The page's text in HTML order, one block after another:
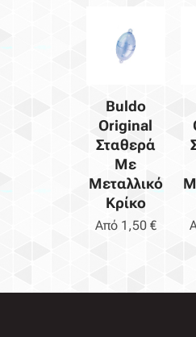
Buldo
Original
Σταθερά
Με
Μεταλλικό
Κρίκο
Από 1,50€